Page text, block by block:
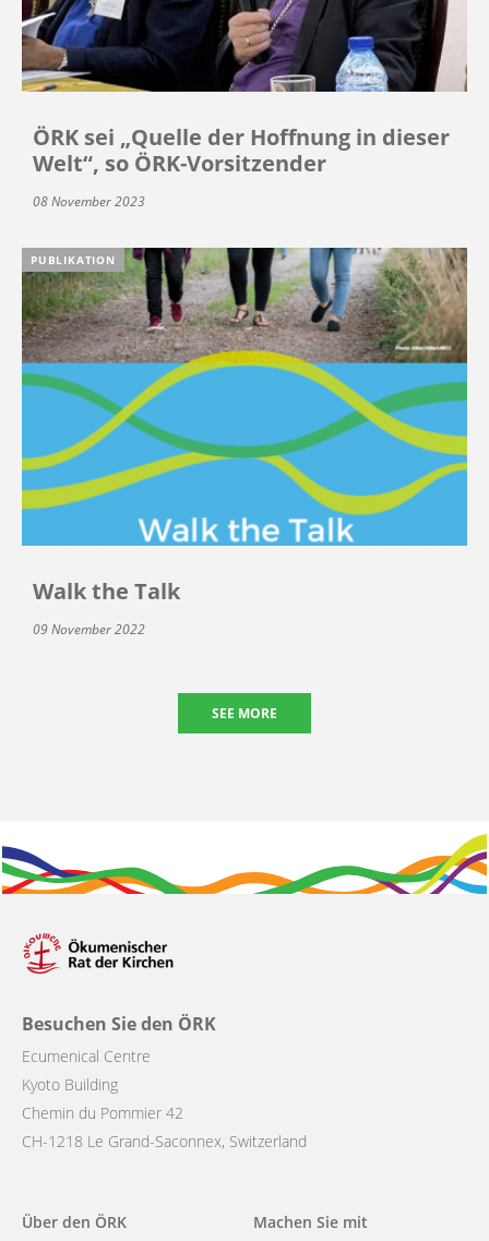
ÖRK sei „Quelle der Hoffnung in dieser
Welt“, so ÖRK-Vorsitzender
08 November 2023
PUBLIKATION
Walk the Talk
09 November 2022
SEE MORE
Besuchen Sie den ÖRK
Ecumenical Centre
Kyoto Building
Chemin du Pommier 42
CH-1218 Le Grand-Saconnex, Switzerland
Main
Über den ÖRK Machen Sie mit